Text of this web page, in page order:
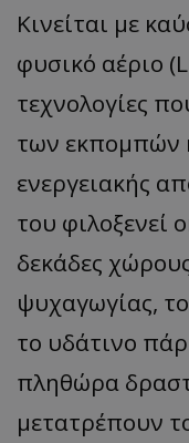
Κινείται με
φυσικό αέριο
τεχνολογίες
των εκπομπών
ενεργειακής
του φιλοξενεί
δεκάδες
ψυχαγωγίας,
το υδάτινο
πληθώρα
μετατρέπουν